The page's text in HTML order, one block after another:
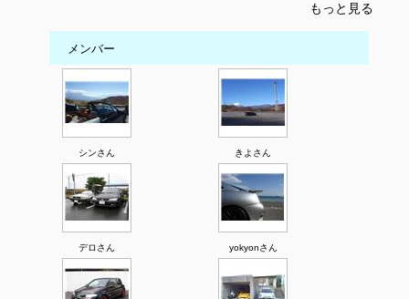
もっと見る
メンバー
シンさん きよさん
デロさん yokyonさん